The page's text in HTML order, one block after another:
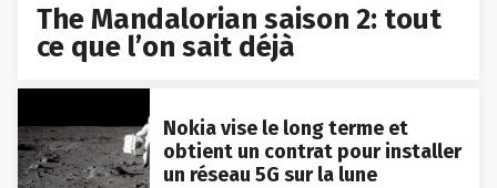
The Mandalorian saison 2: tout
ce que l’on sait déjà
Nokia vise le long terme et
obtient un contrat pour installer
un réseau 5G sur la lune